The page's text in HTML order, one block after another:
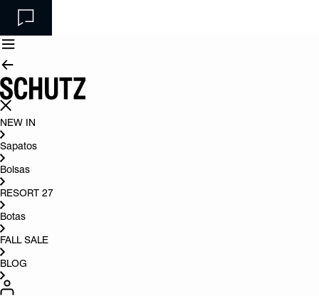
NEW IN
Sapatos
Bolsas
RESORT 27
Botas
FALL SALE
BLOG